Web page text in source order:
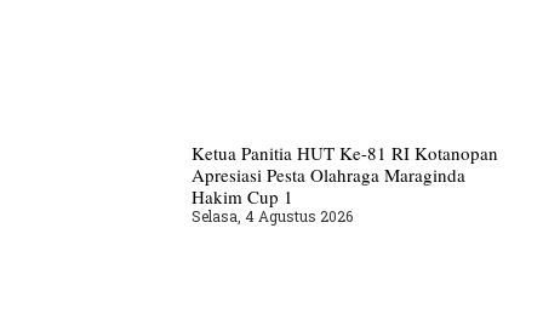
Ketua Panitia HUT Ke-81 RI Kotanopan
Apresiasi Pesta Olahraga Maraginda
Hakim Cup 1
Selasa, 4 Agustus 2026